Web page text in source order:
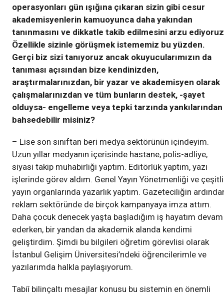
operasyonları gün ışığına çıkaran sizin gibi cesur
akademisyenlerin kamuoyunca daha yakından
tanınmasını ve dikkatle takib edilmesini arzu
Özellikle sizinle görüşmek istememiz bu yüzden.
Gerçi biz sizi tanıyoruz ancak okuyucularımızın da
tanıması açısından bize kendinizden,
araştırmalarınızdan, bir yazar ve akademisyen olarak
çalışmalarınızdan ve tüm bunların destek, -şayet
olduysa- engelleme veya tepki tarzında yankılarından
bahsedebilir misiniz?
– Lise son sınıftan beri medya sektörünün içindeyim.
Uzun yıllar medyanın içerisinde hastane, polis-adliye,
siyasi takip muhabirliği yaptım. Editörlük yaptım, yazı
işlerinde görev aldım. Genel Yayın Yönetmenliği ve çeşitli
yayın organlarında yazarlık yaptım. Gazeteciliğin
reklam sektöründe de birçok kampanyaya imza attım.
Daha çocuk denecek yaşta başladığım iş hayatım devam
ederken, bir yandan da akademik alanda kendimi
geliştirdim. Şimdi bu bilgileri öğretim görevlisi olarak
İstanbul Gelişim Üniversitesi’ndeki öğrencilerimle ve
yazılarımda halkla paylaşıyorum.
Tabiî bilinçaltı mesajlar konusu bu sistemin en önemli